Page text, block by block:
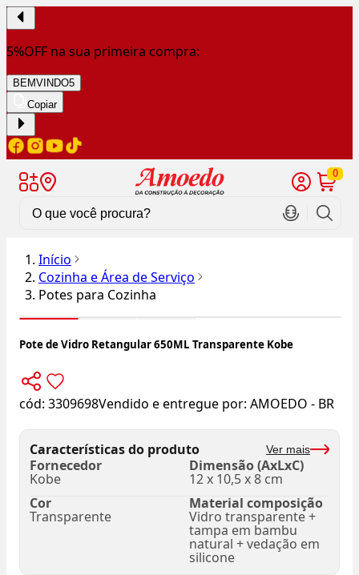
5%OFF na sua primeira compra:
BEMVINDO5
Copiar
0
Início
Cozinha e Área de Serviço
Potes para Cozinha
Pote de Vidro Retangular 650ML Transparente Kobe
cód: 3309698Vendido e entregue por: AMOEDO - BR
Características do produto Ver mais
Fornecedor
Kobe
Dimensão (AxLxC)
12 x 10,5 x 8 cm
Cor
Transparente
Material composição
Vidro transparente +
tampa em bambu
natural + vedação em
silicone